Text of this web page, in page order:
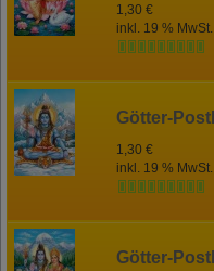
1,30 €
inkl. 19 % MwSt.
Götter-
1,30 €
inkl. 19 % MwSt.
Götter-